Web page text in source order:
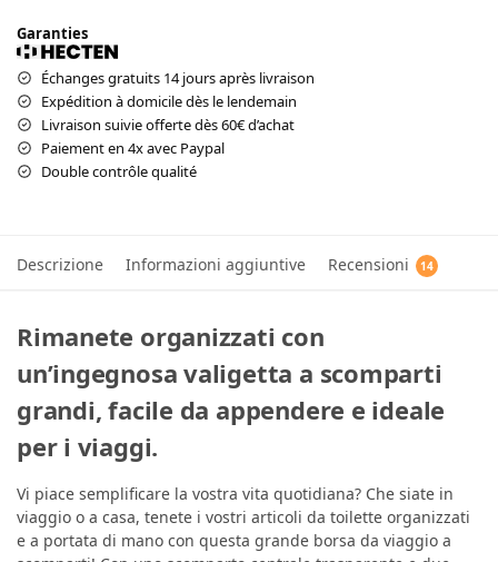
Garanties
Échanges gratuits 14 jours après livraison
Expédition à domicile dès le lendemain
Livraison suivie offerte dès 60€ d’achat
Paiement en 4x avec Paypal
Double contrôle qualité
Descrizione Informazioni aggiuntive Recensioni 14
Rimanete organizzati con
un’ingegnosa valigetta a scomparti
grandi, facile da appendere e ideale
per i viaggi.
Vi piace semplificare la vostra vita quotidiana? Che siate in
viaggio o a casa, tenete i vostri articoli da toilette organizzati
e a portata di mano con questa grande borsa da viaggio a